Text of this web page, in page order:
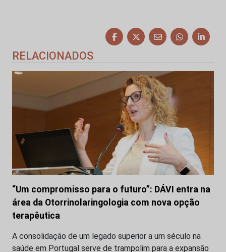
RELACIONADOS
“Um compromisso para o futuro”: DÁVI entra na
área da Otorrinolaringologia com nova opção
terapêutica
A consolidação de um legado superior a um século na
saúde em Portugal serve de trampolim para a expansão